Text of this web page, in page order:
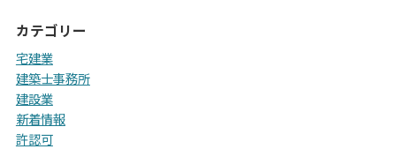
カテゴリー
宅建業
建築士事務所
建設業
新着情報
許認可